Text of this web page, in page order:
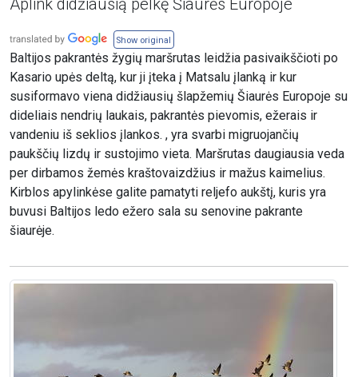
Aplink didžiausią pelkę Šiaurės Europoje
Show original
Baltijos pakrantės žygių maršrutas leidžia pasivaikščioti po
Kasario upės deltą, kur ji įteka į Matsalu įlanką ir kur
susiformavo viena didžiausių šlapžemių Šiaurės Europoje su
dideliais nendrių laukais, pakrantės pievomis, ežerais ir
vandeniu iš seklios įlankos. , yra svarbi migruojančių
paukščių lizdų ir sustojimo vieta. Maršrutas daugiausia veda
per dirbamos žemės kraštovaizdžius ir mažus kaimelius.
Kirblos apylinkėse galite pamatyti reljefo aukštį, kuris yra
buvusi Baltijos ledo ežero sala su senovine pakrante
šiaurėje.